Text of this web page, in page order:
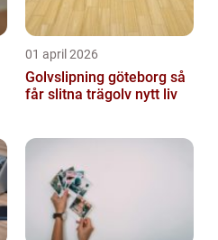
01 april 2026
Golvslipning göteborg så
får slitna trägolv nytt liv